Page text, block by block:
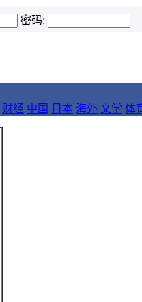
密码:
财经 中国 日本 海外 文学 体